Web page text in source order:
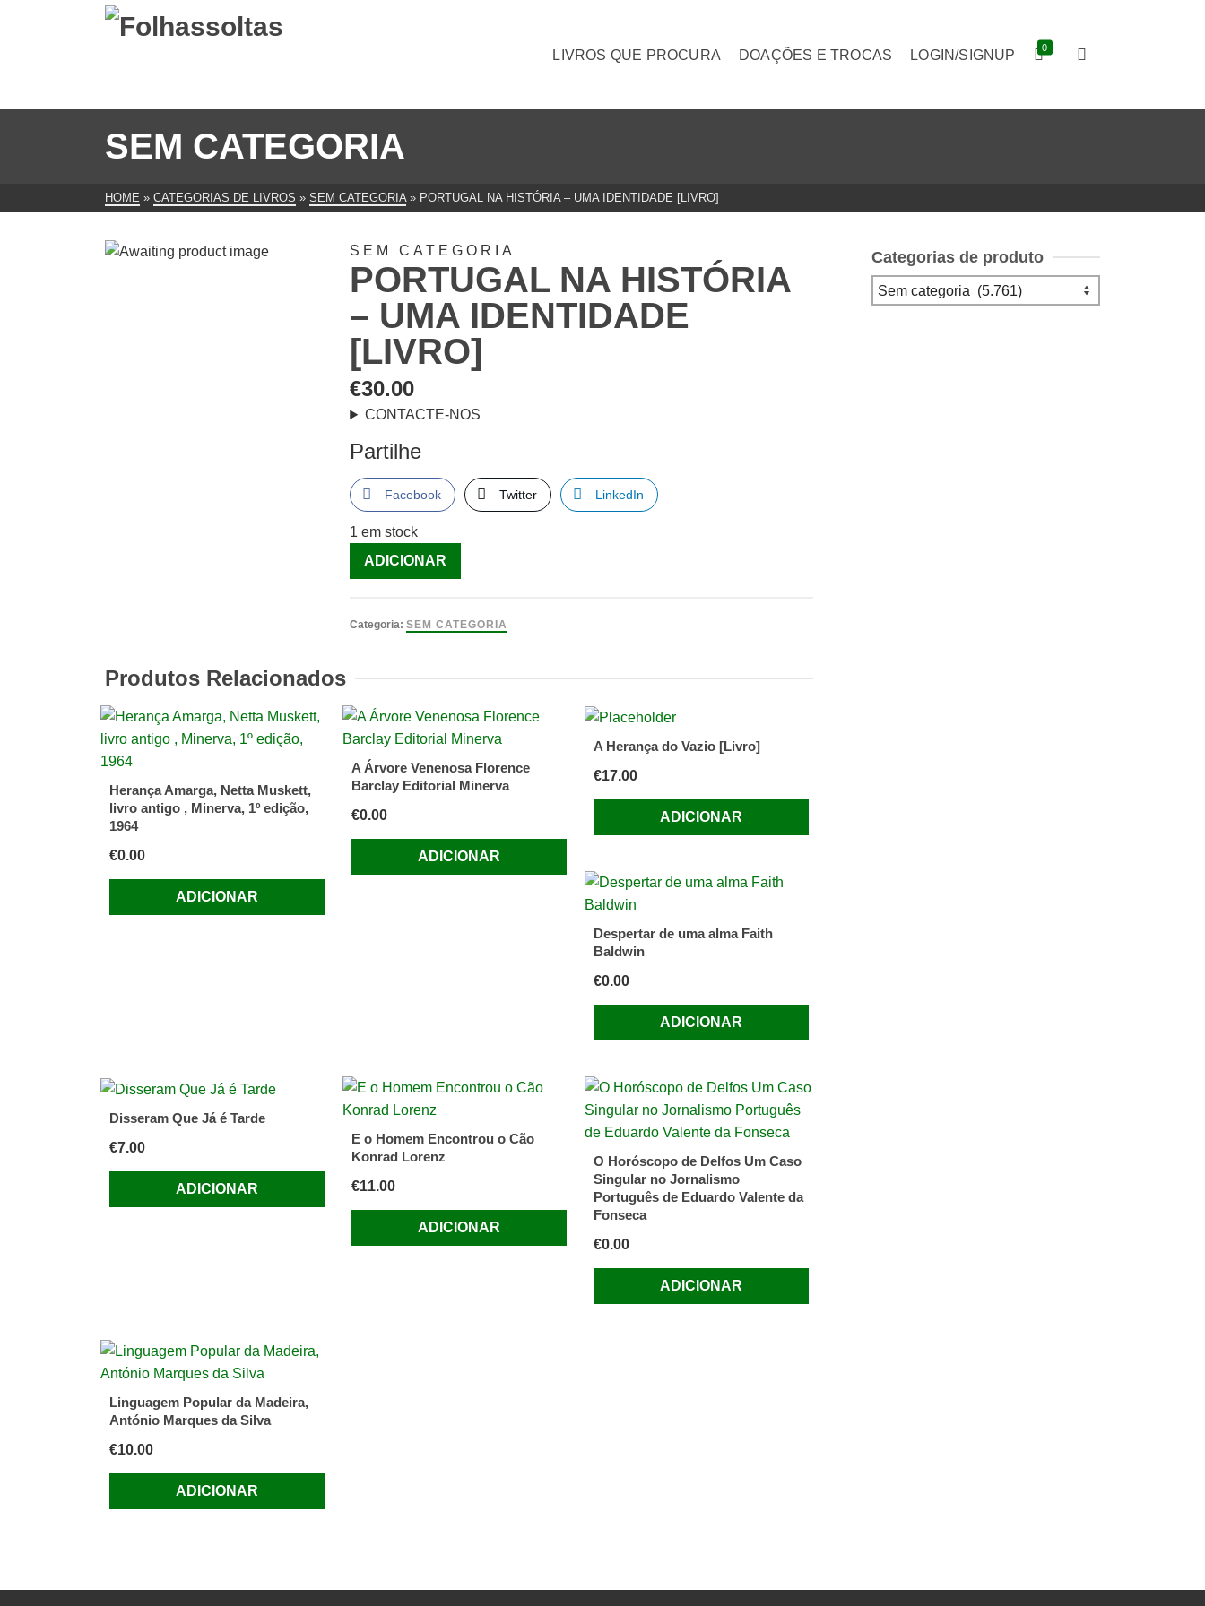
LIVROS QUE PROCURA DOAÇÕES E TROCAS LOGIN/SIGNUP 0
SEM CATEGORIA
HOME » CATEGORIAS DE LIVROS » SEM CATEGORIA » PORTUGAL NA HISTÓRIA – UMA IDENTIDADE [LIVRO]
SEM CATEGORIA
PORTUGAL NA HISTÓRIA
– UMA IDENTIDADE
[LIVRO]
€30.00
CONTACTE-NOS
Partilhe
Facebook Twitter LinkedIn
1 em stock
Quantidade
de
na
identidade
[Livro]
ADICIONAR
Categoria:SEM CATEGORIA
Produtos Relacionados
Herança Amarga, Netta Muskett,
livro antigo , Minerva, 1º edição,
1964
€0.00
ADICIONAR
A Árvore Venenosa Florence
Barclay Editorial Minerva
€0.00
ADICIONAR
A Herança do Vazio [Livro]
€17.00
ADICIONAR
Despertar de uma alma Faith
Baldwin
€0.00
ADICIONAR
Disseram Que Já é Tarde
€7.00
ADICIONAR
E o Homem Encontrou o Cão
Konrad Lorenz
€11.00
ADICIONAR
O Horóscopo de Delfos Um Caso
Singular no Jornalismo
Português de Eduardo Valente da
Fonseca
€0.00
ADICIONAR
Linguagem Popular da Madeira,
António Marques da Silva
€10.00
ADICIONAR
Categorias de produto